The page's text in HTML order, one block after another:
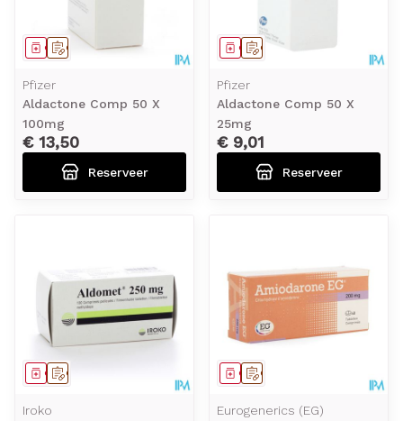
Op voorschrift
Geneesmiddel
Pfizer
Aldactone Comp 50 X
100mg
€ 13,50
Reserveer
Op voorschrift
Geneesmiddel
Pfizer
Aldactone Comp 50 X
25mg
€ 9,01
Reserveer
Op voorschrift
Geneesmiddel
Iroko
Op voorschrift
Geneesmiddel
Eurogenerics (EG)